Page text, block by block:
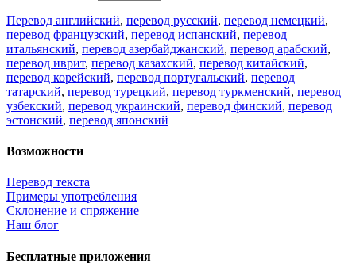
Перевод английский, перевод русский, перевод немецкий,
перевод французский, перевод испанский, перевод
итальянский, перевод азербайджанский, перевод арабский,
перевод иврит, перевод казахский, перевод китайский,
перевод корейский, перевод португальский, перевод
татарский, перевод турецкий, перевод туркменский, перевод
узбекский, перевод украинский, перевод финский, перевод
эстонский, перевод японский
Возможности
Перевод текста
Примеры употребления
Склонение и спряжение
Наш блог
Бесплатные приложения